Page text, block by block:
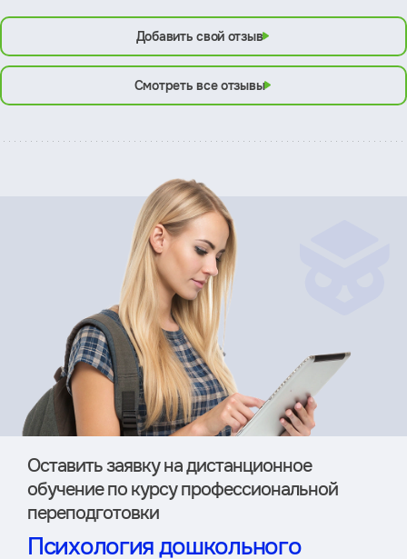
Добавить свой отзыв
Смотреть все отзывы
Оставить заявку на дистан­ционное
обучение по курсу профессиональной
переподготовки
Психология дошкольного